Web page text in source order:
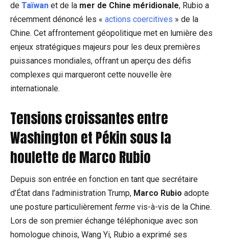
de Taïwan et de la mer de Chine méridionale, Rubio a
récemment dénoncé les « actions coercitives » de la
Chine. Cet affrontement géopolitique met en lumière des
enjeux stratégiques majeurs pour les deux premières
puissances mondiales, offrant un aperçu des défis
complexes qui marqueront cette nouvelle ère
internationale.
Tensions croissantes entre
Washington et Pékin sous la
houlette de Marco Rubio
Depuis son entrée en fonction en tant que secrétaire
d’État dans l’administration Trump, Marco Rubio adopte
une posture particulièrement ferme vis-à-vis de la Chine.
Lors de son premier échange téléphonique avec son
homologue chinois, Wang Yi, Rubio a exprimé ses